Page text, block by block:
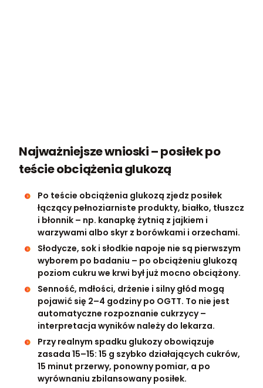
Najważniejsze wnioski – posiłek po
teście obciążenia glukozą
Po teście obciążenia glukozą zjedz posiłek
łączący pełnoziarniste produkty, białko, tłuszcz
i błonnik – np. kanapkę żytnią z jajkiem i
warzywami albo skyr z borówkami i orzechami.
Słodycze, sok i słodkie napoje nie są pierwszym
wyborem po badaniu – po obciążeniu glukozą
poziom cukru we krwi był już mocno obciążony.
Senność, mdłości, drżenie i silny głód mogą
pojawić się 2–4 godziny po OGTT. To nie jest
automatyczne rozpoznanie cukrzycy –
interpretacja wyników należy do lekarza.
Przy realnym spadku glukozy obowiązuje
zasada 15–15: 15 g szybko działających cukrów,
15 minut przerwy, ponowny pomiar, a po
wyrównaniu zbilansowany posiłek.